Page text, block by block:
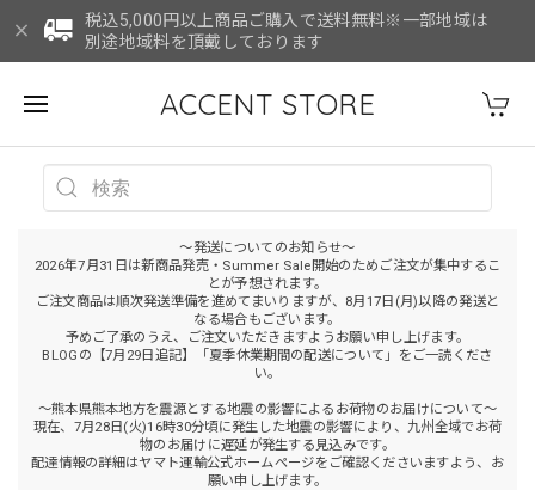
税込5,000円以上商品ご購入で送料無料※一部地域は
別途地域料を頂戴しております
ACCENT STORE
～発送についてのお知らせ～
2026年7月31日は新商品発売・Summer Sale開始のためご注文が集中するこ
とが予想されます。
ご注文商品は順次発送準備を進めてまいりますが、8月17日(月)以降の発送と
なる場合もございます。
予めご了承のうえ、ご注文いただきますようお願い申し上げます。
BLOGの【7月29日追記】「夏季休業期間の配送について」をご一読くださ
い。
～熊本県熊本地方を震源とする地震の影響によるお荷物のお届けについて～
現在、7月28日(火)16時30分頃に発生した地震の影響により、九州全域でお荷
物のお届けに遅延が発生する見込みです。
配達情報の詳細はヤマト運輸公式ホームページをご確認くださいますよう、お
願い申し上げます。